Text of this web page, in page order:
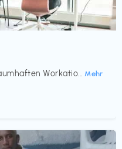
Workatio... Mehr